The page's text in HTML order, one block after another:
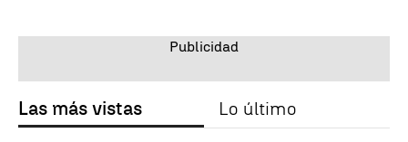
Las más vistas Lo último